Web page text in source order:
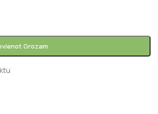
Grozam